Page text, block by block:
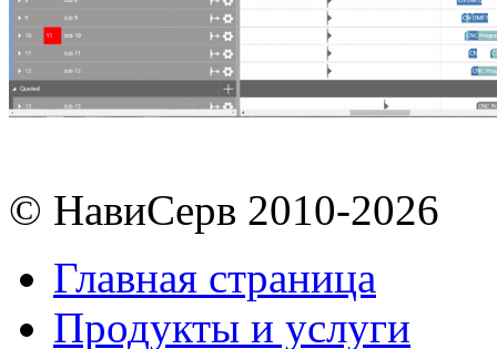
© НавиСерв 2010-2026
Главная страница
Продукты и услуги